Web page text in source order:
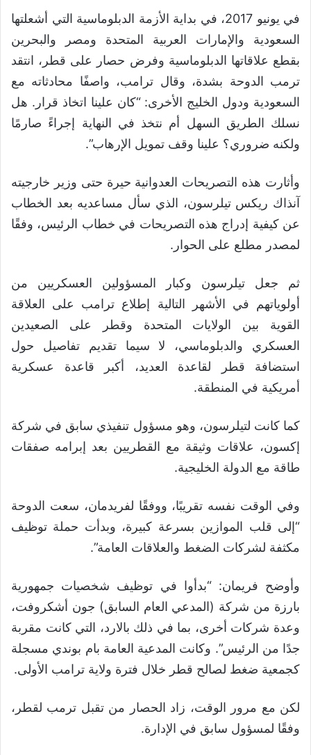
في يونيو 2017، في بداية الأزمة الدبلوماسية التي أشعلتها
السعودية والإمارات العربية المتحدة ومصر والبحرين
بقطع علاقاتها الدبلوماسية وفرض حصار على قطر، انتقد
ترمب الدوحة بشدة، وقال ترامب، واصفًا محادثاته مع
السعودية ودول الخليج الأخرى: “كان علينا اتخاذ قرار. هل
نسلك الطريق السهل أم نتخذ في النهاية إجراءً صارمًا
ولكنه ضروري؟ علينا وقف تمويل الإرهاب”.
وأثارت هذه التصريحات العدوانية حيرة حتى وزير خارجيته
آنذاك ريكس تيلرسون، الذي سأل مساعديه بعد الخطاب
عن كيفية إدراج هذه التصريحات في خطاب الرئيس، وفقًا
لمصدر مطلع على الحوار.
ثم جعل تيلرسون وكبار المسؤولين العسكريين من
أولوياتهم في الأشهر التالية إطلاع ترامب على العلاقة
القوية بين الولايات المتحدة وقطر على الصعيدين
العسكري والدبلوماسي، لا سيما تقديم تفاصيل حول
استضافة قطر لقاعدة العديد، أكبر قاعدة عسكرية
أمريكية في المنطقة.
كما كانت لتيلرسون، وهو مسؤول تنفيذي سابق في شركة
إكسون، علاقات وثيقة مع القطريين بعد إبرامه صفقات
طاقة مع الدولة الخليجية.
وفي الوقت نفسه تقريبًا، ووفقًا لفريدمان، سعت الدوحة
“إلى قلب الموازين بسرعة كبيرة، وبدأت حملة توظيف
مكثفة لشركات الضغط والعلاقات العامة”.
وأوضح فريمان: “بدأوا في توظيف شخصيات جمهورية
بارزة من شركة (المدعي العام السابق) جون أشكروفت،
وعدة شركات أخرى، بما في ذلك بالارد، التي كانت مقربة
جدًا من الرئيس”. وكانت المدعية العامة بام بوندي مسجلة
كجمعية ضغط لصالح قطر خلال فترة ولاية ترامب الأولى.
لكن مع مرور الوقت، زاد الحصار من تقبل ترمب لقطر،
وفقًا لمسؤول سابق في الإدارة.